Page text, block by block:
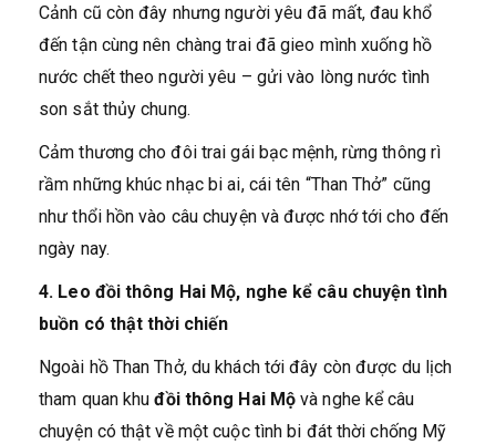
Cảnh cũ còn đây nhưng người yêu đã mất, đau khổ
đến tận cùng nên chàng trai đã gieo mình xuống hồ
nước chết theo người yêu – gửi vào lòng nước tình
son sắt thủy chung.
Cảm thương cho đôi trai gái bạc mệnh, rừng thông rì
rầm những khúc nhạc bi ai, cái tên “Than Thở” cũng
như thổi hồn vào câu chuyện và được nhớ tới cho đến
ngày nay.
4. Leo đồi thông Hai Mộ, nghe kể câu chuyện tình
buồn có thật thời chiến
Ngoài hồ Than Thở, du khách tới đây còn được du lịch
tham quan khuđồi thông Hai Mộ và nghe kể câu
chuyện có thật về một cuộc tình bi đát thời chống Mỹ